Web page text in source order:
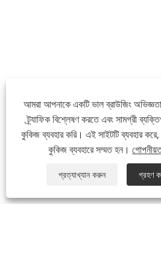
আমরা আপনাকে একটি ভাল ব্রাউজিং
ট্র্যাফিক বিশ্লেষণ করতে এবং সামগ্রী
কুকিজ ব্যবহার করি। এই সাইটটি ব্যবহার
কুকিজ ব্যবহারে সম্মত হন।
প্রত্যাখ্যান করুন গ্রহণ